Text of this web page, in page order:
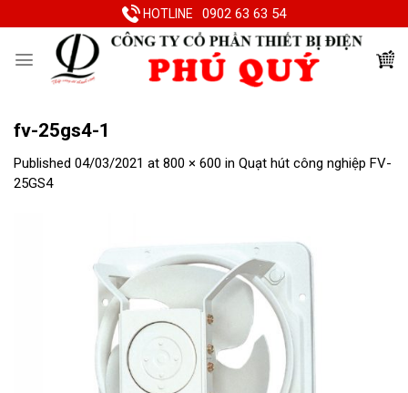
to
HOTLINE 0902 63 63 54
fv-25gs4-1
Published 04/03/2021 at 800 × 600 in Quạt hút công nghiệp FV-
25GS4